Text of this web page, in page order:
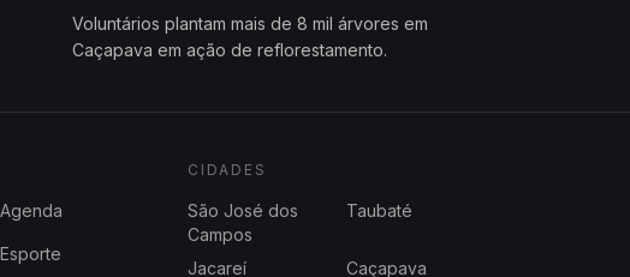
Voluntários plantam mais de 8 mil árvores em
Caçapava em ação de reflorestamento.
Agenda
Esporte
CIDADES
São José dos
Campos
Taubaté
Jacareí
Caçapava